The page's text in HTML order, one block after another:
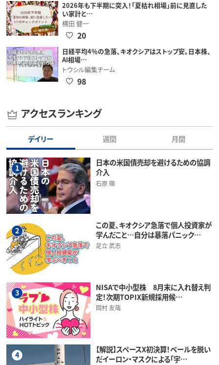
2026年も下半期に突入！「夏枯れ相場」前に見直した
い家計と…
横田 健一
20
日経平均4％の急落、キオクシアはストップ安。日本株、
AI相場…
トウシル編集チーム
98
アクセスランキング
デイリー 週間 月間
1
日本の米国債売却を避けるための協調
介入
石原 順
2
この夏、キオクシア急落で個人投資家が
学んだこと…自分は暴落パニック…
足立 武志
3
NISAで中小型株 8月末に入れ替え判
定！次期TOPIX新規採用候…
岡村 友哉
4
【解説】スペースX初決算！ベールを脱い
だイーロン・マスクによる「宇…